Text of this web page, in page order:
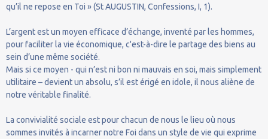
qu’il ne repose en Toi » (St AUGUSTIN, Confessions, I, 1).
L’argent est un moyen efficace d’échange, inventé par les hommes,
pour faciliter la vie économique, c'est-à-dire le partage des biens au
sein d’une même société.
Mais si ce moyen - qui n’est ni bon ni mauvais en soi, mais simplement
utilitaire – devient un absolu, s’il est érigé en idole, il nous aliène de
notre véritable finalité.
La convivialité sociale est pour chacun de nous le lieu où nous
sommes invités à incarner notre Foi dans un style de vie qui exprime